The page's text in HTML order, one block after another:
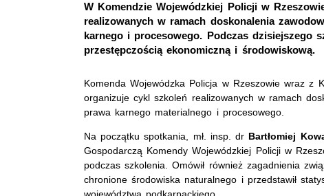
W Komendzie Wojewódzkiej Policji w
realizowanych w ramach doskonalenia
karnego i procesowego. Podczas dzisiejszego
przestępczością ekonomiczną i środowiskową.
Komenda Wojewódzka Policja w Rzeszowie wraz z
organizuje cykl szkoleń realizowanych w ramach
prawa karnego materialnego i procesowego.
Na początku spotkania, mł. insp. dr Bartłomiej
Gospodarczą Komendy Wojewódzkiej Policji w
podczas szkolenia. Omówił również zagadnienia
chronione środowiska naturalnego i przedstawił